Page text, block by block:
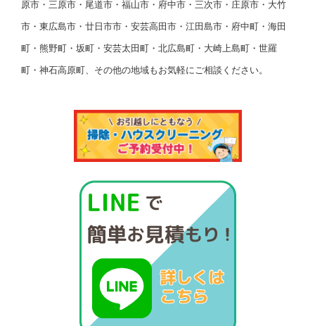
原市・三原市・尾道市・福山市・府中市・三次市・庄原市・大竹
市・東広島市・廿日市市・安芸高田市・江田島市・府中町・海田
町・熊野町・坂町・安芸太田町・北広島町・大崎上島町・世羅
町・神石高原町、その他の地域もお気軽にご相談ください。